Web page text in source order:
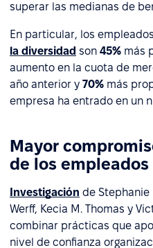
superar las medianas de
En particular, los
la diversidad son 45% más
aumento en la cuota de
año anterior y 70% más
empresa ha entrado en un
Mayor
de los empleados
Investigación de Stephanie
Werff, Kecia M. Thomas y
combinar prácticas que
nivel de confianza